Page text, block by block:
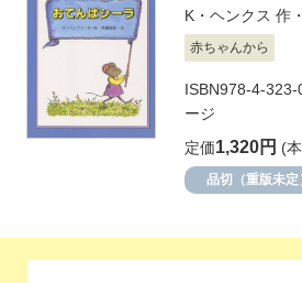
K・ヘンクス 作
赤ちゃんから
ISBN978-4-
ージ
定価1,320円 (
品切（重版未定